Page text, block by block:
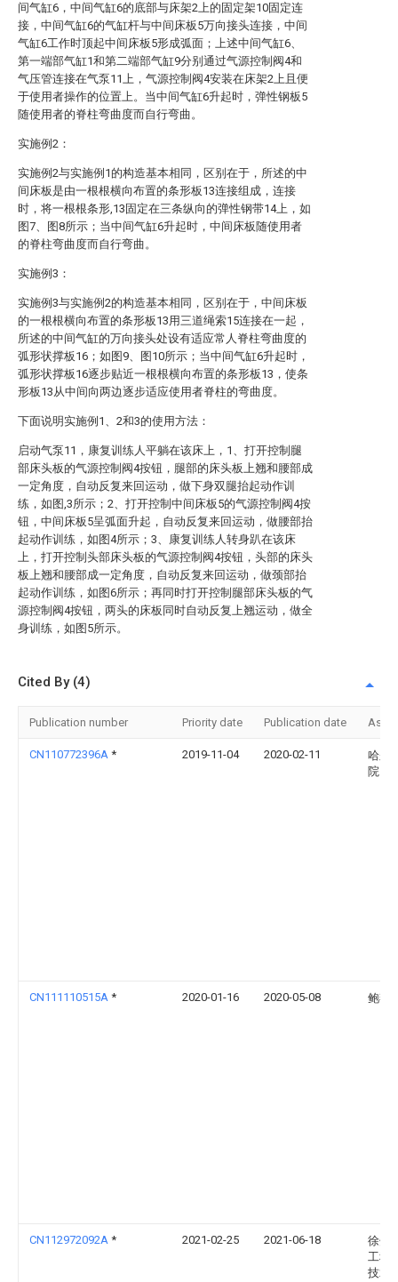
间气缸6，中间气缸6的底部与床架2上的固定架10固定连
接，中间气缸6的气缸杆与中间床板5万向接头连接，中间
气缸6工作时顶起中间床板5形成弧面；上述中间气缸6、
第一端部气缸1和第二端部气缸9分别通过气源控制阀4和
气压管连接在气泵11上，气源控制阀4安装在床架2上且便
于使用者操作的位置上。当中间气缸6升起时，弹性钢板5
随使用者的脊柱弯曲度而自行弯曲。
实施例2：
实施例2与实施例1的构造基本相同，区别在于，所述的中
间床板是由一根根横向布置的条形板13连接组成，连接
时，将一根根条形,13固定在三条纵向的弹性钢带14上，如
图7、图8所示；当中间气缸6升起时，中间床板随使用者
的脊柱弯曲度而自行弯曲。
实施例3：
实施例3与实施例2的构造基本相同，区别在于，中间床板
的一根根横向布置的条形板13用三道绳索15连接在一起，
所述的中间气缸的万向接头处设有适应常人脊柱弯曲度的
弧形状撑板16；如图9、图10所示；当中间气缸6升起时，
弧形状撑板16逐步贴近一根根横向布置的条形板13，使条
形板13从中间向两边逐步适应使用者脊柱的弯曲度。
下面说明实施例1、2和3的使用方法：
启动气泵11，康复训练人平躺在该床上，1、打开控制腿
部床头板的气源控制阀4按钮，腿部的床头板上翘和腰部成
一定角度，自动反复来回运动，做下身双腿抬起动作训
练，如图,3所示；2、打开控制中间床板5的气源控制阀4按
钮，中间床板5呈弧面升起，自动反复来回运动，做腰部抬
起动作训练，如图4所示；3、康复训练人转身趴在该床
上，打开控制头部床头板的气源控制阀4按钮，头部的床头
板上翘和腰部成一定角度，自动反复来回运动，做颈部抬
起动作训练，如图6所示；再同时打开控制腿部床头板的气
源控制阀4按钮，两头的床板同时自动反复上翘运动，做全
身训练，如图5所示。
Cited By (4)
Publication number Priority date Publication date
CN110772396A * 2019-11-04 2020-02-11
哈尔
院
CN111110515A * 2020-01-16 2020-05-08 鲍燕
CN112972092A * 2021-02-25 2021-06-18
徐州
工程
技术